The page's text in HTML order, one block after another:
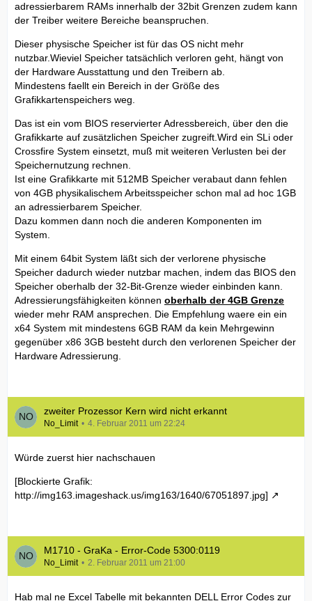
adressierbarem RAMs innerhalb der 32bit Grenzen zudem kann
der Treiber weitere Bereiche beanspruchen.
Dieser physische Speicher ist für das OS nicht mehr
nutzbar.Wieviel Speicher tatsächlich verloren geht, hängt von
der Hardware Ausstattung und den Treibern ab.
Mindestens faellt ein Bereich in der Größe des
Grafikkartenspeichers weg.
Das ist ein vom BIOS reservierter Adressbereich, über den die
Grafikkarte auf zusätzlichen Speicher zugreift.Wird ein SLi oder
Crossfire System einsetzt, muß mit weiteren Verlusten bei der
Speichernutzung rechnen.
Ist eine Grafikkarte mit 512MB Speicher verabaut dann fehlen
von 4GB physikalischem Arbeitsspeicher schon mal ad hoc 1GB
an adressierbarem Speicher.
Dazu kommen dann noch die anderen Komponenten im
System.
Mit einem 64bit System läßt sich der verlorene physische
Speicher dadurch wieder nutzbar machen, indem das BIOS den
Speicher oberhalb der 32-Bit-Grenze wieder einbinden kann.
Adressierungsfähigkeiten können oberhalb der 4GB Grenze
wieder mehr RAM ansprechen. Die Empfehlung waere ein ein
x64 System mit mindestens 6GB RAM da kein Mehrgewinn
gegenüber x86 3GB besteht durch den verlorenen Speicher der
Hardware Adressierung.
zweiter Prozessor Kern wird nicht erkannt
No_Limit 4. Februar 2011 um 22:24
Würde zuerst hier nachschauen
[Blockierte Grafik:
http://img163.imageshack.us/img163/1640/67051897.jpg]
M1710 - GraKa - Error-Code 5300:0119
No_Limit 2. Februar 2011 um 21:00
Hab mal ne Excel Tabelle mit bekannten DELL Error Codes zur